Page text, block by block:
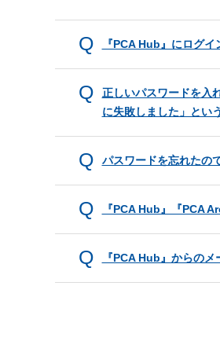
『PCA Hub』にログ
正しいパスワードを入
に失敗しました」とい
パスワードを忘れたの
『PCA Hub』『PCA
『PCA Hub』からの